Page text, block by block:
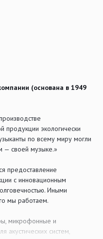
(основана в 1949
продукции экологически
по всему миру могли
— своей музыке.»
предоставление
с инновационным
Иными
мы работаем.
микрофонные и
акустических систем,